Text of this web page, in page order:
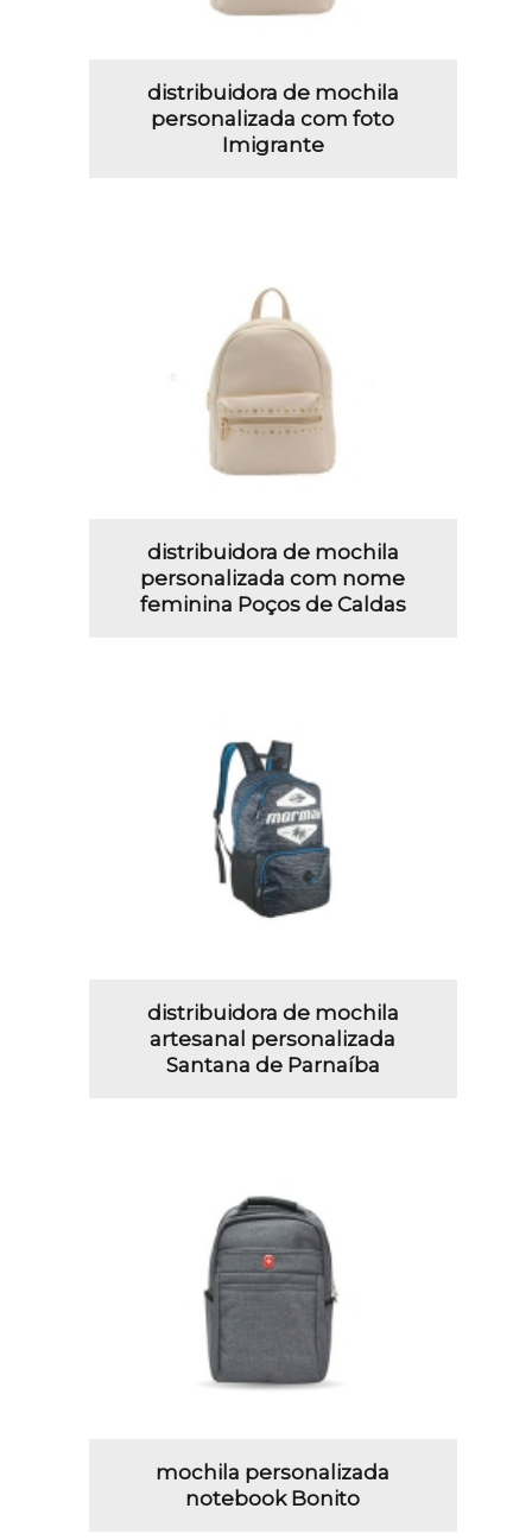
distribuidora de mochila
personalizada com foto
Imigrante
distribuidora de mochila
personalizada com nome
feminina Poços de Caldas
distribuidora de mochila
artesanal personalizada
Santana de Parnaíba
mochila personalizada
notebook Bonito